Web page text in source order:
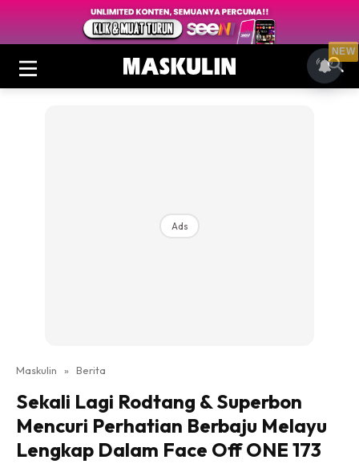
Ads
Maskulin » Berita
Sekali Lagi Rodtang & Superbon
Mencuri Perhatian Berbaju Melayu
Lengkap Dalam Face Off ONE 173
NEW